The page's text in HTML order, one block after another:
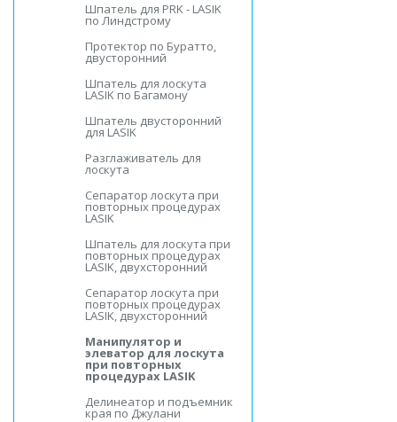
Шпатель для PRK - LASIK
по Линдстрому
Протектор по Буратто,
двусторонний
Шпатель для лоскута
LASIK по Багамону
Шпатель двусторонний
для LASIK
Разглаживатель для
лоскута
Сепаратор лоскута при
повторных процедурах
LASIK
Шпатель для лоскута при
повторных процедурах
LASIK, двухсторонний
Сепаратор лоскута при
повторных процедурах
LASIK, двухсторонний
Манипулятор и
элеватор для лоскута
при повторных
процедурах LASIK
Делинеатор и подъемник
края по Джулани